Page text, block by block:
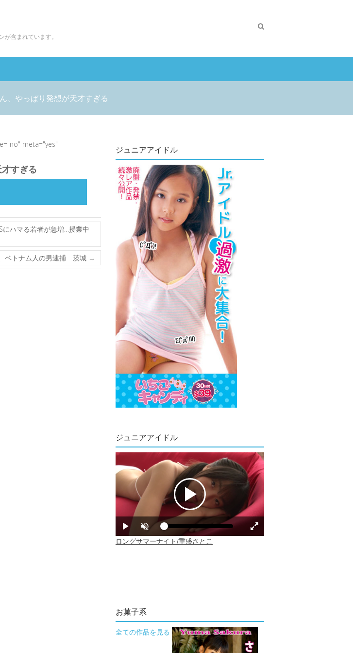
含まれています。
、やっぱり発想が天才すぎる
meta="yes"
すぎる
にハマる若者が急増…授業中
ベトナム人の男逮捕 茨城 →
ジュニアアイドル
ジュニアアイドル
お菓子系
全ての作品を見る